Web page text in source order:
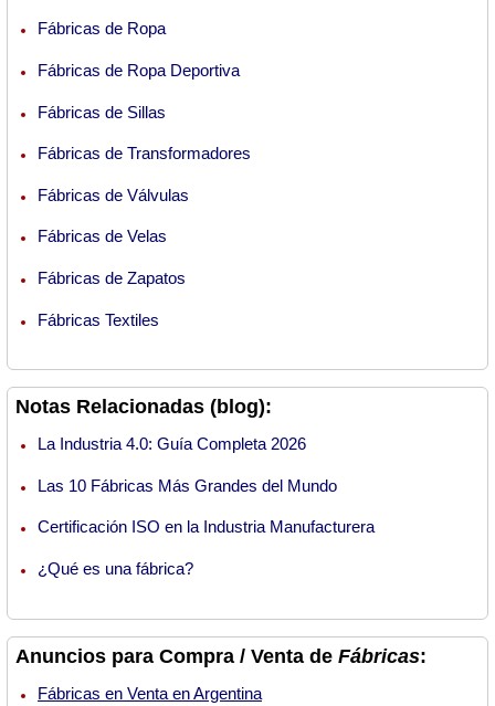
Fábricas de Ropa
Fábricas de Ropa Deportiva
Fábricas de Sillas
Fábricas de Transformadores
Fábricas de Válvulas
Fábricas de Velas
Fábricas de Zapatos
Fábricas Textiles
Notas Relacionadas (blog):
La Industria 4.0: Guía Completa 2026
Las 10 Fábricas Más Grandes del Mundo
Certificación ISO en la Industria Manufacturera
¿Qué es una fábrica?
Anuncios para Compra / Venta de Fábricas:
Fábricas en Venta en Argentina